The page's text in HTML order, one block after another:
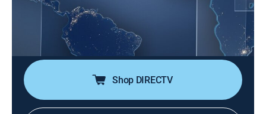
Noticias Telemundo en la noche presenta las últimas
noticias de Estados Unidos y el mundo. Arantxa
Loizaga trae la información más relevante de todo lo
que necesita saber al final del día.
Shop DIRECTV